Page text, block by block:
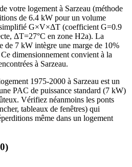
votre logement à Sarzeau (méthode
de 6.4 kW pour un volume
G×V×ΔT (coefficient G=0.9
ΔT=27°C en zone H2a). La
de 7 kW intègre une marge de 10%
dimensionnement convient à la
à Sarzeau.
1975-2000 à Sarzeau est un
PAC de puissance standard (7 kW)
Vérifiez néanmoins les ponts
tableaux de fenêtres) qui
même dans un logement
)